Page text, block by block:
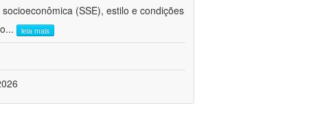
(SSE), estilo e condições
... leia mais